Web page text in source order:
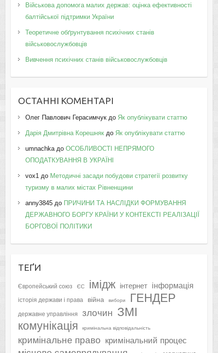
Військова допомога малих держав: оцінка ефективності
балтійської підтримки України
Теоретичне обґрунтування психічних станів
військовослужбовців
Вивчення психічних станів військовослужбовців
ОСТАННІ КОМЕНТАРІ
Олег Павлович Герасимчукдо Як опублікувати статтю
Дарія Дмитрівна Корешнякдо Як опублікувати статтю
umnachkaдо ОСОБЛИВОСТІ НЕПРЯМОГО
ОПОДАТКУВАННЯ В УКРАЇНІ
vox1до Методичні засади побудови стратегії розвитку
туризму в малих містах Рівненщини
anny3845до ПРИЧИНИ ТА НАСЛІДКИ ФОРМУВАННЯ
ДЕРЖАВНОГО БОРГУ КРАЇНИ У КОНТЕКСТІ РЕАЛІЗАЦІЇ
БОРГОВОЇ ПОЛІТИКИ
ТЕҐИ
Європейський союз ЄС імідж інтернет інформація
історія держави і права війна вибори ГЕНДЕР
державне управління злочин ЗМІ
комунікація кримінальна відповідальність
кримінальне право кримінальний процес